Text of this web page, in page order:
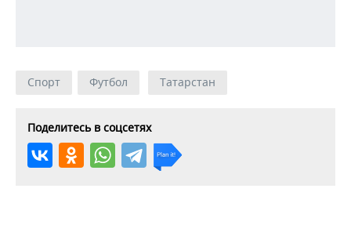
Спорт Футбол Татарстан
Поделитесь в соцсетях